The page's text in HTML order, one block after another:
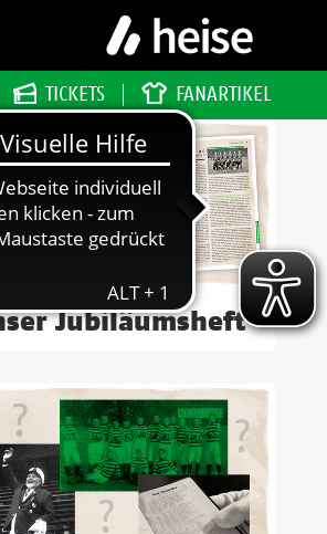
TICKETS FANARTIKEL
Jubiläumsheft